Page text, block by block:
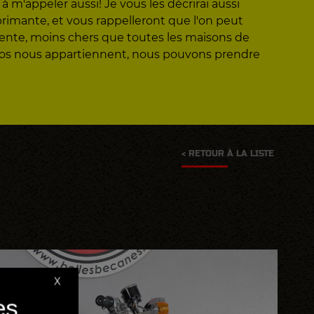
aussi! Je vous les décrirai aussi
et vous rappelleront que l'on peut
moins chers que toutes les maisons de
nous appartiennent, nous pouvons prendre
< RETOUR À LA LISTE
X